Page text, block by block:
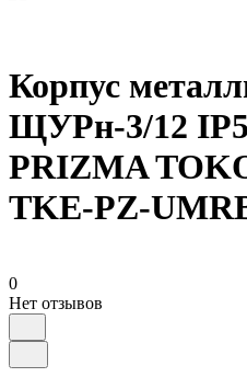
Корпус
ЩУРн-3/12
PRIZMA
TKE-PZ-
0
Нет отзывов